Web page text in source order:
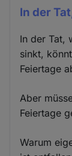
In der
In der Tat,
sinkt,
Feiertage
Aber
Feiertage
Warum